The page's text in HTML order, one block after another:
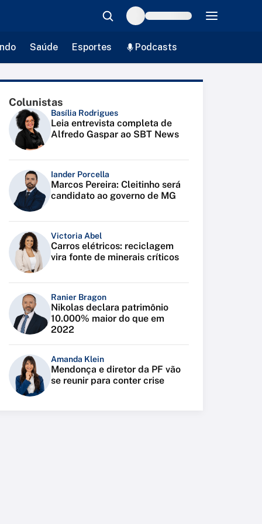
Saúde Esportes Podcasts
Colunistas
Basília Rodrigues
Leia entrevista completa de
Alfredo Gaspar ao SBT News
Iander Porcella
Marcos Pereira: Cleitinho será
candidato ao governo de MG
Victoria Abel
Carros elétricos: reciclagem
vira fonte de minerais críticos
Ranier Bragon
Nikolas declara patrimônio
10.000% maior do que em
2022
Amanda Klein
Mendonça e diretor da PF vão
se reunir para conter crise